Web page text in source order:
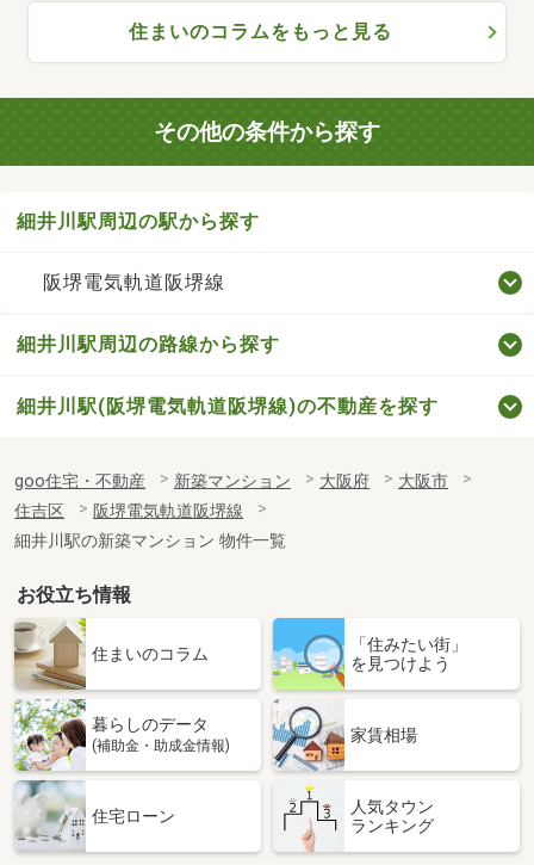
住まいのコラムをもっと見る
その他の条件から探す
細井川駅周辺の駅から探す
阪堺電気軌道阪堺線
細井川駅周辺の路線から探す
細井川駅(阪堺電気軌道阪堺線)の不動産を探す
goo住宅・不動産 新築マンション 大阪府
大阪市
住吉区
阪堺電気軌道阪堺線
細井川駅の新築マンション 物件一覧
お役立ち情報
住まいのコラム
「住みたい街」
を見つけよう
暮らしのデータ
(補助金・助成金情報)
家賃相場
住宅ローン
人気タウン
ランキング